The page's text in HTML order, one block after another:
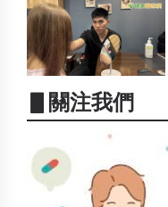
▋關注我們